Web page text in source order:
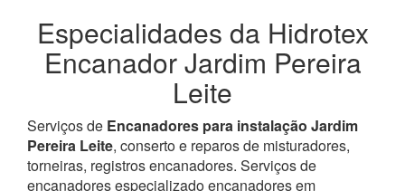
Especialidades da Hidrotex
Encanador Jardim Pereira
Leite
Serviços de Encanadores para instalação Jardim
Pereira Leite, conserto e reparos de misturadores,
torneiras, registros encanadores. Serviços de
encanadores especializado encanadores em